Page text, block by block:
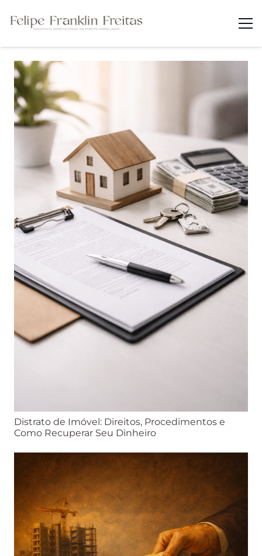
Distrato de Imóvel: Direitos, Procedimentos e
Como Recuperar Seu Dinheiro